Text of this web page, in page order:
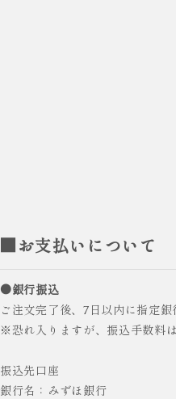
■お支払いについて
●銀行振込
ご注文完了後、7日以内に指定
※恐れ入りますが、振込手数料
振込先口座
銀行名：みずほ銀行